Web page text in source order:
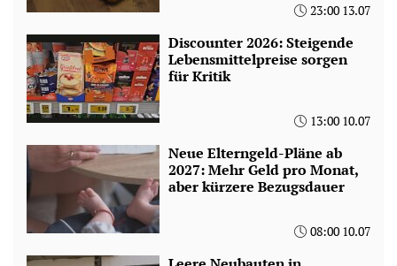
23:00 13.07
Discounter 2026: Steigende
Lebensmittelpreise sorgen
für Kritik
13:00 10.07
Neue Elterngeld-Pläne ab
2027: Mehr Geld pro Monat,
aber kürzere Bezugsdauer
08:00 10.07